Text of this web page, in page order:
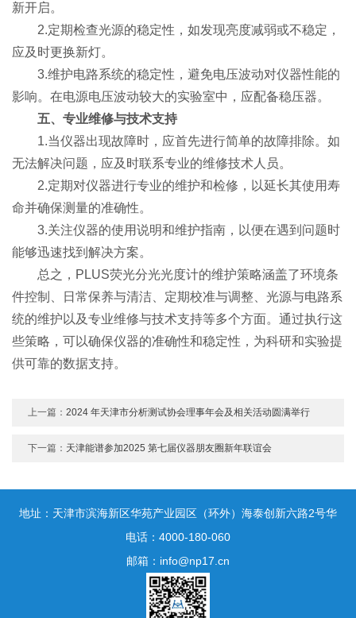
新开启。
2.定期检查光源的稳定性，如发现亮度减弱或不稳定，
应及时更换新灯。
3.维护电路系统的稳定性，避免电压波动对仪器性能的
影响。在电源电压波动较大的实验室中，应配备稳压器。
五、专业维修与技术支持
1.当仪器出现故障时，应首先进行简单的故障排除。如
无法解决问题，应及时联系专业的维修技术人员。
2.定期对仪器进行专业的维护和检修，以延长其使用寿
命并确保测量的准确性。
3.关注仪器的使用说明和维护指南，以便在遇到问题时
能够迅速找到解决方案。
总之，PLUS荧光分光光度计的维护策略涵盖了环境条
件控制、日常保养与清洁、定期校准与调整、光源与电路系
统的维护以及专业维修与技术支持等多个方面。通过执行这
些策略，可以确保仪器的准确性和稳定性，为科研和实验提
供可靠的数据支持。
上一篇：2024 年天津市分析测试协会理事年会及相关活动圆满举行
下一篇： 天津能谱参加2025 第七届仪器朋友圈新年联谊会
地址：天津市滨海新区华苑产业园区（环外）海泰创新六路2号华
鼎新区一号3号楼1门10层
电话：4000-180-060
邮箱：info@np17.cn